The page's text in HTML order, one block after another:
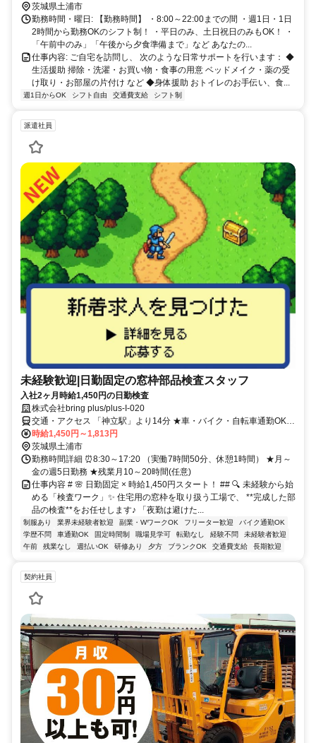
茨城県土浦市
勤務時間・曜日: 【勤務時間】 ・8:00～22:00までの間 ・週1日・1日
2時間から勤務OKのシフト制！ ・平日のみ、土日祝日のみもOK！ ・
「午前中のみ」「午後から夕食準備まで」など あなたの...
仕事内容: ご自宅を訪問し、 次のような日常サポートを行います： ◆
生活援助 掃除・洗濯・お買い物・食事の用意 ベッドメイク・薬の受
け取り・お部屋の片付け など ◆身体援助 おトイレのお手伝い、食...
週1日からOK シフト自由 交通費支給 シフト制
派遣社員
未経験歓迎|日勤固定の窓枠部品検査スタッフ
入社2ヶ月時給1,450円の日勤検査
株式会社bring plus/plus-I-020
交通・アクセス 「神立駅」より14分 ★車・バイク・自転車通勤OK
★交通費規定内支給
時給1,450円～1,813円
茨城県土浦市
勤務時間詳細 ⏰8:30～17:20 （実働7時間50分、休憩1時間） ★月～
金の週5日勤務 ★残業月10～20時間(任意)
仕事内容 # 🌸 日勤固定 × 時給1,450円スタート！ ## 🔍 未経験から始
める「検査ワーク」✨ 住宅用の窓枠を取り扱う工場で、 **完成した部
品の検査**をお任せします♪ 「夜勤は避けた...
制服あり 業界未経験者歓迎 副業・WワークOK フリーター歓迎
バイク通勤OK
学歴不問
車通勤OK 固定時間制 職場見学可 転勤なし 経験不問
未経験者歓迎
午前
残業なし 週払いOK 研修あり 夕方 ブランクOK 交通費支給 長期歓迎
契約社員